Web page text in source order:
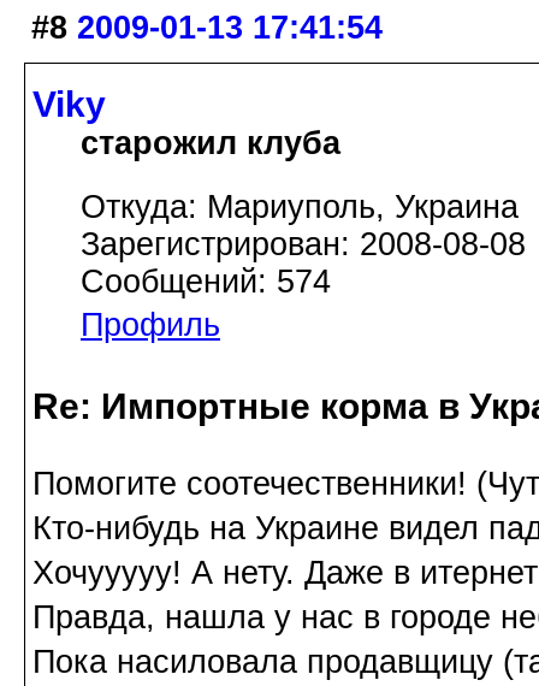
#8 2009-01-13 17:41:54
Viky
старожил клуба
Откуда: Мариуполь, Украина
Зарегистрирован: 2008-08-08
Сообщений: 574
Профиль
Re: Импортные корма в
Помогите соотечественники!
Кто-нибудь на Украине видел
Хочууууу! А нету. Даже в
Правда, нашла у нас в городе
Пока насиловала продавщицу